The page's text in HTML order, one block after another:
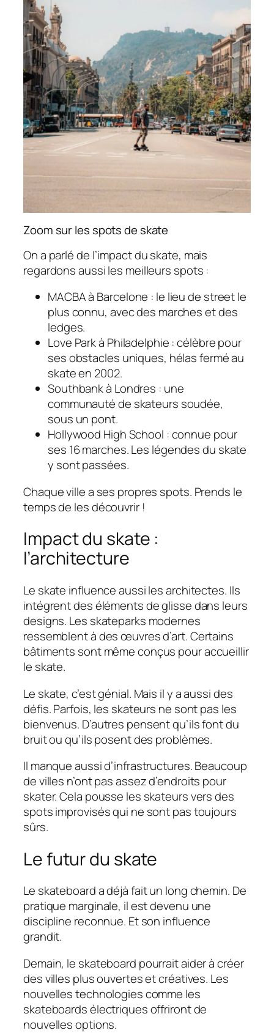
Zoom sur les spots de skate
On a parlé de l’impact du skate, mais
regardons aussi les meilleurs spots :
MACBA à Barcelone : le lieu de street le
plus connu, avec des marches et des
ledges.
Love Park à Philadelphie : célèbre pour
ses obstacles uniques, hélas fermé au
skate en 2002.
Southbank à Londres : une
communauté de skateurs soudée,
sous un pont.
Hollywood High School : connue pour
ses 16 marches. Les légendes du skate
y sont passées.
Chaque ville a ses propres spots. Prends le
temps de les découvrir !
Impact du skate :
l’architecture
Le skate influence aussi les architectes. Ils
intégrent des éléments de glisse dans leurs
designs. Les skateparks modernes
ressemblent à des œuvres d’art. Certains
bâtiments sont même conçus pour accueillir
le skate.
Le skate, c’est génial. Mais il y a aussi des
défis. Parfois, les skateurs ne sont pas les
bienvenus. D’autres pensent qu’ils font du
bruit ou qu’ils posent des problèmes.
Il manque aussi d’infrastructures. Beaucoup
de villes n’ont pas assez d’endroits pour
skater. Cela pousse les skateurs vers des
spots improvisés qui ne sont pas toujours
sûrs.
Le futur du skate
Le skateboard a déjà fait un long chemin. De
pratique marginale, il est devenu une
discipline reconnue. Et son influence
grandit.
Demain, le skateboard pourrait aider à créer
des villes plus ouvertes et créatives. Les
nouvelles technologies comme les
skateboards électriques offriront de
nouvelles options.